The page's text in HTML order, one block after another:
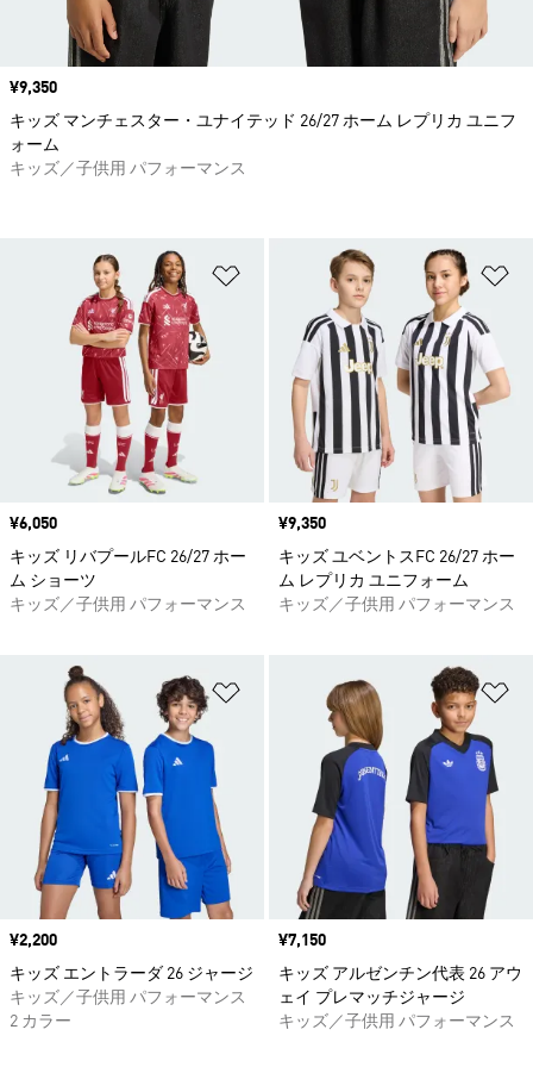
ほしいものリストに追加
価格
¥6,050
キッズ リバプールFC 26/27 ホー
ム ショーツ
キッズ／子供用 パフォーマンス
価格
¥9,350
キッズ ユベントスFC 26/27 ホー
ム レプリカ ユニフォーム
キッズ／子供用 パフォーマンス
ほしいものリストに追加
価格
¥2,200
キッズ エントラーダ 26 ジャージ
キッズ／子供用 パフォーマンス
2 カラー
価格
¥7,150
キッズ アルゼンチン代表 26 アウ
ェイ プレマッチジャージ
キッズ／子供用 パフォーマンス
価格
¥9,350
キッズ マンチェスター・ユナイテッド 26/27 ホーム レプリカ ユニフ
ォーム
キッズ／子供用 パフォーマンス